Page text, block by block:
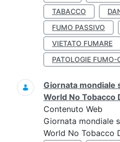
TABACCO
FUMO PASSIVO
VIETATO FUMARE
PATOLOGIE FUMO-
Giornata mondiale
World No Tobacco
Contenuto Web
Giornata mondiale
World No Tobacco